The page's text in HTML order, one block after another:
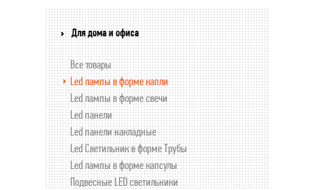
Для дома и офиса
Все товары
Led лампы в форме капли
Led лампы в форме свечи
Led панели
Led панели накладные
Led Светильник в форме Трубы
Led лампы в форме капсулы
Подвесные LED светильники